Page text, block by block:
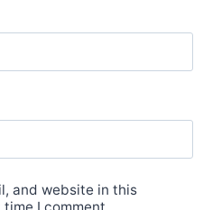
and website in this